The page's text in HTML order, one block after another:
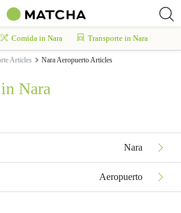
Comida in Nara Transporte in Nara
Articles Nara Aeropuerto Articles
Nara
Nara
Aeropuerto